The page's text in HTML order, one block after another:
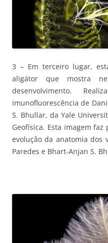
3 – Em terceiro lugar,
aligátor que mostra
desenvolvimento.
imunofluorescência de
S. Bhullar, da Yale
Geofísica. Esta imagem
evolução da anatomia dos
Paredes e Bhart-Anjan S.